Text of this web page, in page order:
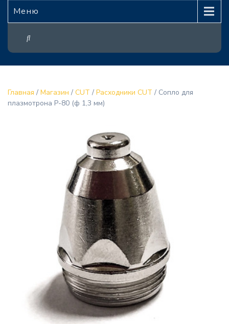
Меню
Главная / Магазин / CUT / Расходники CUT / Cопло для
плазмотрона P-80 (ф 1,3 мм)